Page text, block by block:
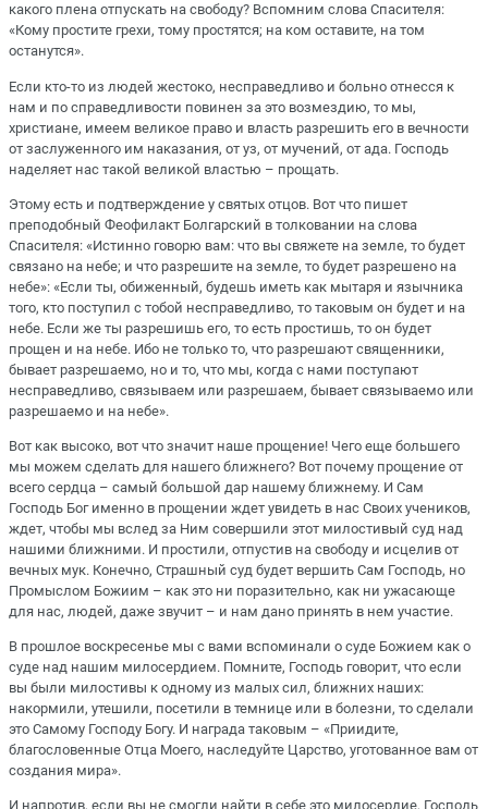
какого плена отпускать на свободу? Вспомним слова Спасителя:
«Кому простите грехи, тому простятся; на ком оставите, на том
останутся».
Если кто-то из людей жестоко, несправедливо и больно отнесся к
нам и по справедливости повинен за это возмездию, то мы,
христиане, имеем великое право и власть разрешить его в вечности
от заслуженного им наказания, от уз, от мучений, от ада. Господь
наделяет нас такой великой властью – прощать.
Этому есть и подтверждение у святых отцов. Вот что пишет
преподобный Феофилакт Болгарский в толковании на слова
Спасителя: «Истинно говорю вам: что вы свяжете на земле, то будет
связано на небе; и что разрешите на земле, то будет разрешено на
небе»: «Если ты, обиженный, будешь иметь как мытаря и язычника
того, кто поступил с тобой несправедливо, то таковым он будет и на
небе. Если же ты разрешишь его, то есть простишь, то он будет
прощен и на небе. Ибо не только то, что разрешают священники,
бывает разрешаемо, но и то, что мы, когда с нами поступают
несправедливо, связываем или разрешаем, бывает связываемо или
разрешаемо и на небе».
Вот как высоко, вот что значит наше прощение! Чего еще большего
мы можем сделать для нашего ближнего? Вот почему прощение от
всего сердца – самый большой дар нашему ближнему. И Сам
Господь Бог именно в прощении ждет увидеть в нас Своих учеников,
ждет, чтобы мы вслед за Ним совершили этот милостивый суд над
нашими ближними. И простили, отпустив на свободу и исцелив от
вечных мук. Конечно, Страшный суд будет вершить Сам Господь, но
Промыслом Божиим – как это ни поразительно, как ни ужасающе
для нас, людей, даже звучит – и нам дано принять в нем участие.
В прошлое воскресенье мы с вами вспоминали о суде Божием как о
суде над нашим милосердием. Помните, Господь говорит, что если
вы были милостивы к одному из малых сил, ближних наших:
накормили, утешили, посетили в темнице или в болезни, то сделали
это Самому Господу Богу. И награда таковым – «Приидите,
благословенные Отца Моего, наследуйте Царство, уготованное вам от
создания мира».
И напротив, если вы не смогли найти в себе это милосердие, Господь